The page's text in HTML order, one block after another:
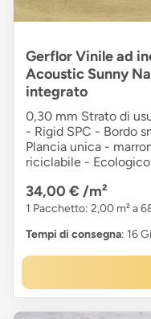
Gerflor Vinile ad
Acoustic Sunny
integrato
0,30 mm Strato di
- Rigid SPC - Bordo
Plancia unica -
riciclabile -
34,00 € /m²
1 Pacchetto: 2,00 m² a
Tempi di consegna: 16